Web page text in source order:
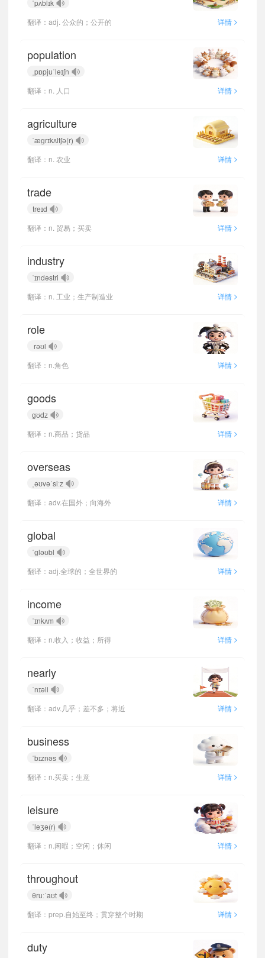
ˈpʌblɪk
翻译：adj. 公众的；公开的
详情 >
population
ˌpɒpjuˈleɪʃn
翻译：n. 人口
详情 >
agriculture
ˈæɡrɪkʌltʃə(r)
翻译：n. 农业
详情 >
trade
treɪd
翻译：n. 贸易；买卖
详情 >
industry
ˈɪndəstri
翻译：n. 工业；生产制造业
详情 >
role
rəʊl
翻译：n.角色
详情 >
goods
ɡʊdz
翻译：n.商品；货品
详情 >
overseas
ˌəʊvəˈsiːz
翻译：adv.在国外；向海外
详情 >
global
ˈɡləʊbl
翻译：adj.全球的；全世界的
详情 >
income
ˈɪnkʌm
翻译：n.收入；收益；所得
详情 >
nearly
ˈnɪəli
翻译：adv.几乎；差不多；将近
详情 >
business
ˈbɪznəs
翻译：n.买卖；生意
详情 >
leisure
ˈleʒə(r)
翻译：n.闲暇；空闲；休闲
详情 >
throughout
θruːˈaʊt
翻译：prep.自始至终；贯穿整个时期
详情 >
duty